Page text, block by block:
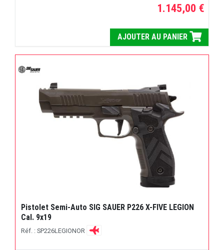
1.145,00 €
AJOUTER AU PANIER
Pistolet Semi-Auto SIG SAUER P226 X-FIVE LEGION
Cal. 9x19
Réf. : SP226LEGIONOR